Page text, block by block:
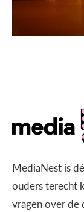
MediaNest is
ouders terecht
vragen over de